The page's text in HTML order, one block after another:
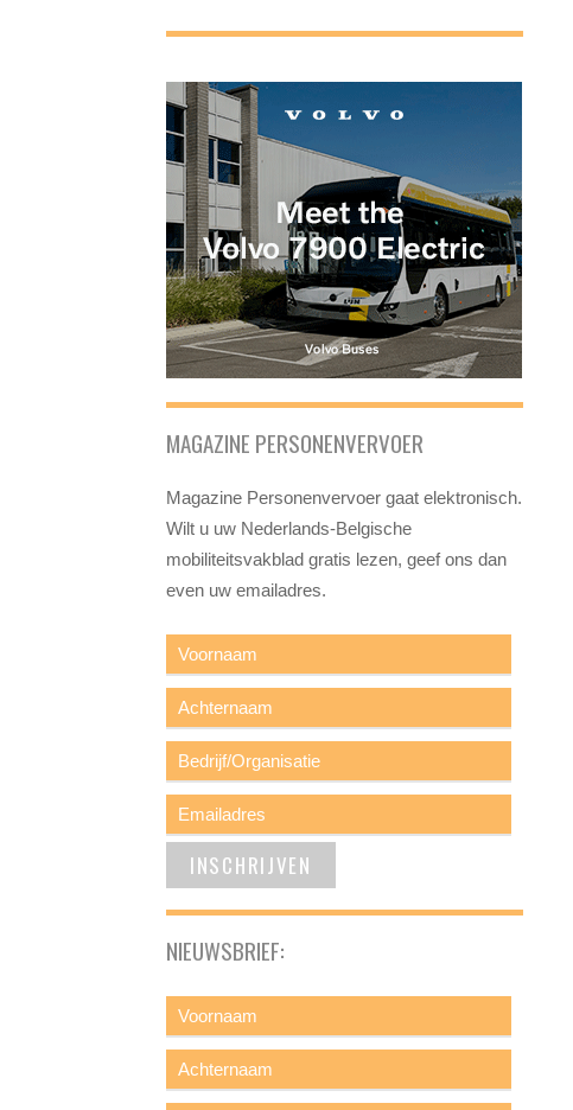
MAGAZINE PERSONENVERVOER
Magazine Personenvervoer gaat elektronisch.
Wilt u uw Nederlands-Belgische
mobiliteitsvakblad gratis lezen, geef ons dan
even uw emailadres.
NIEUWSBRIEF: